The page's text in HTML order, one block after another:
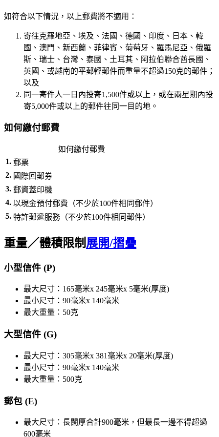
如符合以下情況，以上郵費將不適用：
寄往克羅地亞、埃及、法國、德國、印度、日本、韓
國、澳門、新西蘭、菲律賓、葡萄牙、羅馬尼亞、俄羅
斯、瑞士、台灣、泰國、土耳其、阿拉伯聯合酋長國、
英國、或越南的平郵輕郵件而重量不超過150克的郵件；
以及
同一寄件人一日內投寄1,500件或以上，或在兩星期內投
寄5,000件或以上的郵件往同一目的地。
如何繳付郵費
如何繳付郵費
1. 郵票
2. 國際回郵券
3. 郵資蓋印機
4. 以現金預付郵費（不少於100件相同郵件）
5. 特許郵遞服務（不少於100件相同郵件）
重量／體積限制 展開/摺疊
小型信件 (P)
最大尺寸：165毫米x 245毫米x 5毫米(厚度)
最小尺寸：90毫米x 140毫米
最大重量：50克
大型信件 (G)
最大尺寸：305毫米x 381毫米x 20毫米(厚度)
最小尺寸：90毫米x 140毫米
最大重量：500克
郵包 (E)
最大尺寸：長闊厚合計900毫米，但最長一邊不得超過
600毫米